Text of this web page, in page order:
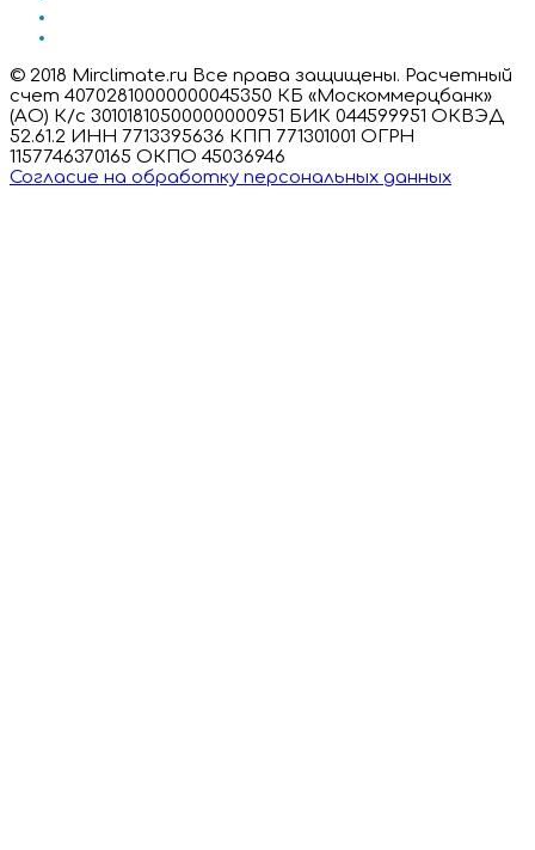
© 2018 Mirclimate.ru Все права защищены. Расчетный
счет 40702810000000045350 КБ «Москоммерцбанк»
(АО) К/с 30101810500000000951 БИК 044599951 ОКВЭД
52.61.2 ИНН 7713395636 КПП 771301001 ОГРН
1157746370165 ОКПО 45036946
Согласие на обработку персональных данных